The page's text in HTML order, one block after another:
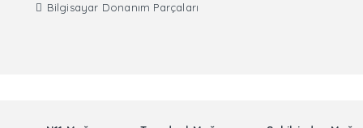
Bilgisayar Donanım Parçaları